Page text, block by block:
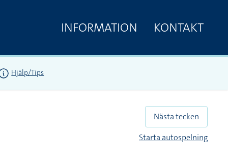
INFORMATION KONTAKT
Hjälp/Tips
Nästa tecken
Starta autospelning